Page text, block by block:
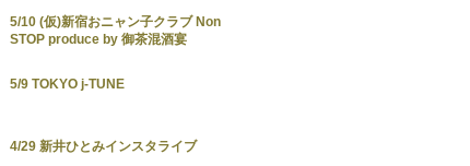
5/10 (仮)新宿おニャン子クラブ Non
STOP produce by 御茶混酒宴
5/9 TOKYO j-TUNE
4/29 新井ひとみインスタライブ